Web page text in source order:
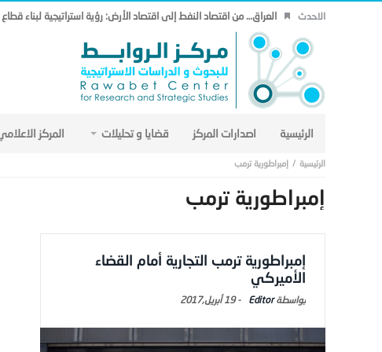
الاحدث العراق… من اقتصاد النفط إلى اقتصاد الأرض: رؤية استراتيجية لبناء
الرئيسية اصدارات المركز قضايا و تحليلات المركز
إمبراطورية ترمب
إمبراطورية ترمب
إمبراطورية ترمب التجارية أمام القضاء
الأميركي
Editor
-19 أبريل,2017